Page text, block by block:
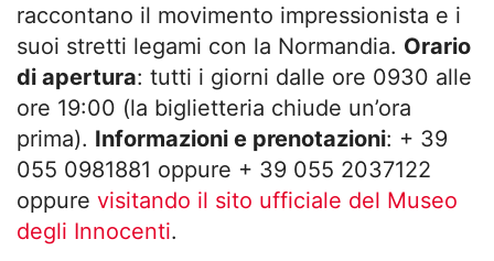
raccontano il movimento impressionista e i
suoi stretti legami con la Normandia. Orario
di apertura: tutti i giorni dalle ore 0930 alle
ore 19:00 (la biglietteria chiude un’ora
prima). Informazioni e prenotazioni: + 39
055 0981881 oppure + 39 055 2037122
oppure visitando il sito ufficiale del Museo
degli Innocenti.